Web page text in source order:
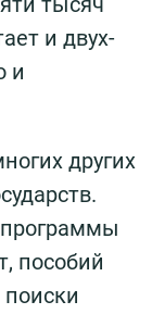
и двух-
и
других
программы
пособий